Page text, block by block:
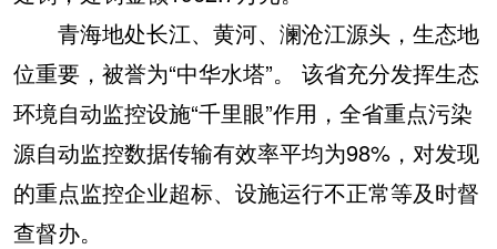
青海地处长江、黄河、澜沧江源头，生态地
位重要，被誉为“中华水塔”。 该省充分发挥生态
环境自动监控设施“千里眼”作用，全省重点污染
源自动监控数据传输有效率平均为98%，对发现
的重点监控企业超标、设施运行不正常等及时督
查督办。